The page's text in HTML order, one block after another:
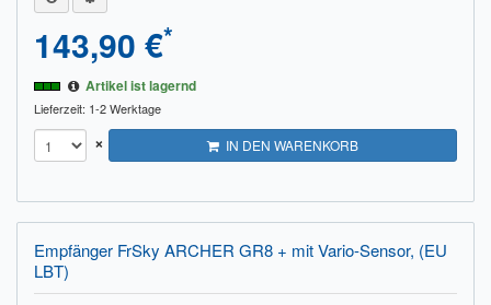
143,90 €*
Artikel ist lagernd
Lieferzeit: 1-2 Werktage
× IN DEN WARENKORB
Empfänger FrSky ARCHER GR8 + mit Vario-Sensor, (EU
LBT)